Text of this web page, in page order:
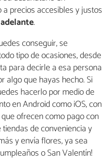
precios accesibles y justos
.
conseguir, se
tipo de ocasiones, desde
para decirle a esa persona
algo que hayas hecho. Si
hacerlo por medio de
en Android como iOS, con
ofrecen como pago con
de conveniencia y
y envía flores, ya sea
o San Valentín!